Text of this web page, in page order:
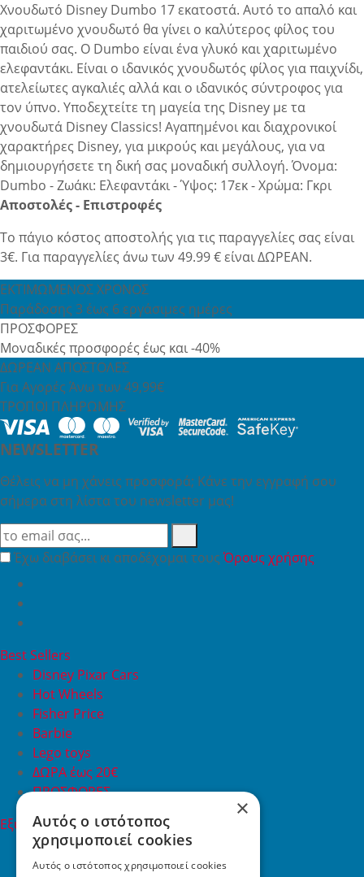
Χνουδωτό Disney Dumbo 17 εκατοστά. Αυτό το απαλό και
χαριτωμένο χνουδωτό θα γίνει ο καλύτερος φίλος του
παιδιού σας. Ο Dumbo είναι ένα γλυκό και χαριτωμένο
ελεφαντάκι. Είναι ο ιδανικός χνουδωτός φίλος για παιχνίδι,
ατελείωτες αγκαλιές αλλά και ο ιδανικός σύντροφος για
τον ύπνο. Υποδεχτείτε τη μαγεία της Disney με τα
χνουδωτά Disney Classics! Αγαπημένοι και διαχρονικοί
χαρακτήρες Disney, για μικρούς και μεγάλους, για να
δημιουργήσετε τη δική σας μοναδική συλλογή. Όνομα:
Dumbo - Ζωάκι: Ελεφαντάκι - Ύψος: 17εκ - Χρώμα: Γκρι
Αποστολές - Επιστροφές
Το πάγιο κόστος αποστολής για τις παραγγελίες σας είναι
3€. Για παραγγελίες άνω των 49.99 € είναι ΔΩΡΕΑΝ.
ΕΚΤΙΜΩΜΕΝΟΣ ΧΡΟΝΟΣ
Παράδοσης 3 έως 6 εργάσιμες ημέρες
ΠΡΟΣΦΟΡΕΣ
Μοναδικές προσφορές έως και -40%
ΔΩΡΕΑΝ ΑΠΟΣΤΟΛΕΣ
Για Αγορές Άνω των 49,99€
ΤΡΟΠΟΙ ΠΛΗΡΩΜΗΣ
NEWSLETTER
Θέλεις να μη χάνεις προσφορά; Κάνε την εγγραφή σου
σήμερα στη λίστα του newsletter μας!
Έχω διαβάσει κι αποδέχομαι τουςΌρους χρήσης
Best Sellers
Disney Pixar Cars
Hot Wheels
Fisher Price
Barbie
Lego toys
ΔΩΡΑ έως 20€
ΠΡΟΣΦΟΡΕΣ
Εξυπηρέτηση Πελατών
Εξυπηρέτηση πελατών
Συχνές ερωτήσεις
×
Αυτός ο ιστότοπος
χρησιμοποιεί cookies
Αυτός ο ιστότοπος χρησιμοποιεί cookies